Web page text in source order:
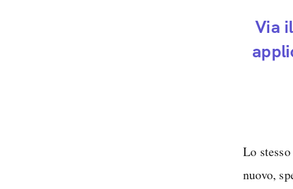
Via
Lo
nuovo,